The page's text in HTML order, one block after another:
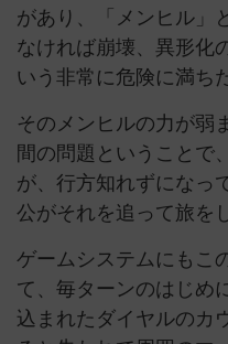
があり、「メンヒル」
なければ崩壊、異形化
いう非常に危険に満ち
そのメンヒルの力が弱
間の問題ということで
が、行方知れずになっ
公がそれを追って旅を
ゲームシステムにもこ
て、毎ターンのはじめ
込まれたダイヤルのカ